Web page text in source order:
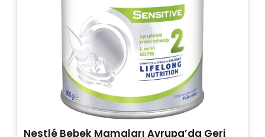
Nestlé Bebek Mamaları Avrupa’da Geri